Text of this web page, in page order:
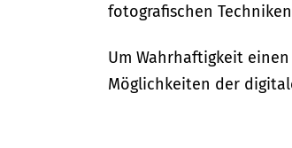
fotografischen
Um Wahrhaftigkeit
Möglichkeiten der